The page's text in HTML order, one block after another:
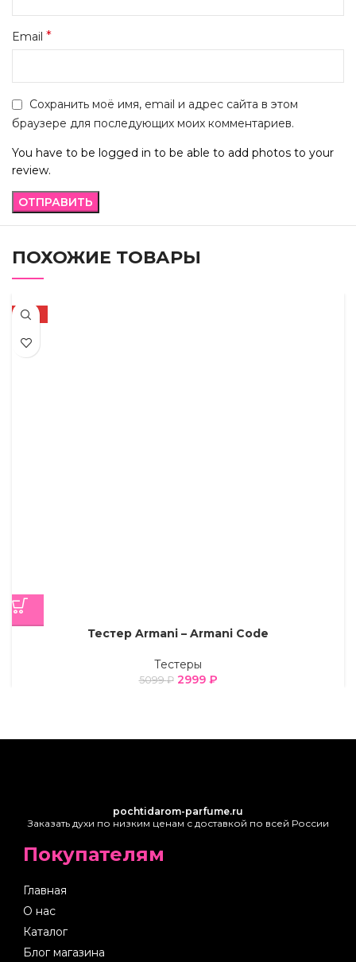
Email *
Сохранить моё имя, email и адрес сайта в этом
браузере для последующих моих комментариев.
You have to be logged in to be able to add photos to your
review.
ПОХОЖИЕ ТОВАРЫ
-41%
Тестер Armani – Armani Code
Тестеры
5099₽ 2999 ₽
pochtidarom-parfume.ru
Заказать духи по низким ценам с доставкой по всей России
Покупателям
Главная
О нас
Каталог
Блог магазина